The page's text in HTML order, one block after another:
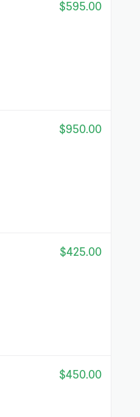
$595.00
$950.00
$425.00
$450.00